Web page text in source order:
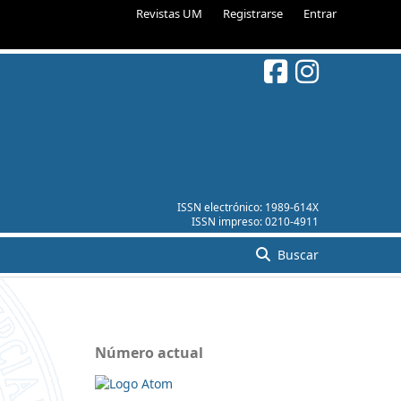
Revistas UM Registrarse Entrar
ISSN electrónico: 1989-614X
ISSN impreso:0210-4911
Buscar
Número actual